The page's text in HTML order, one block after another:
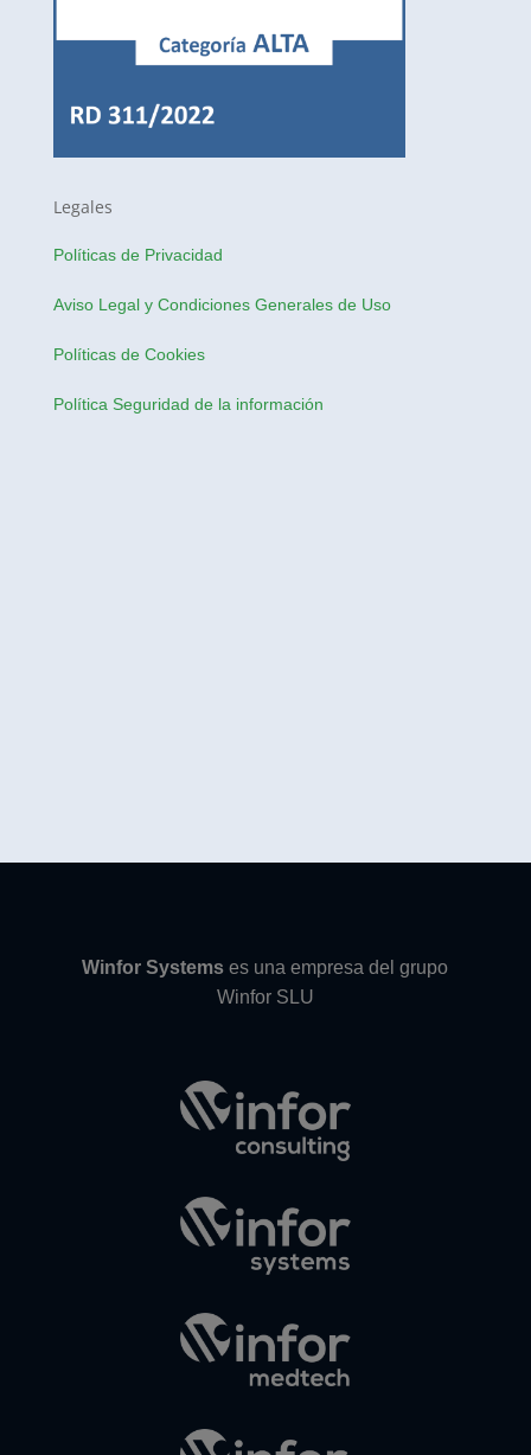
Legales
Políticas de Privacidad
Aviso Legal y Condiciones Generales de Uso
Políticas de Cookies
Política Seguridad de la información
Winfor Systems es una empresa del grupo
Winfor SLU